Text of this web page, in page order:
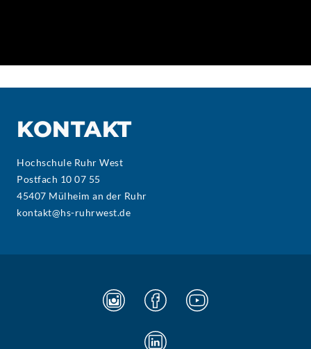
KONTAKT
Hochschule Ruhr West
Postfach 10 07 55
45407 Mülheim an der Ruhr
kontakt@hs-ruhrwest.de